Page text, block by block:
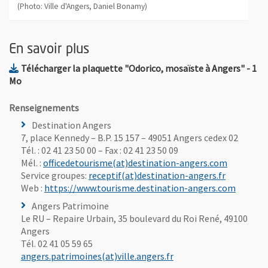
(Photo: Ville d'Angers, Daniel Bonamy)
En savoir plus
Télécharger la plaquette "Odorico, mosaïste à Angers",- 1
Mo, Ouvre une nouvelle fenêtre
Renseignements
Destination Angers
7, place Kennedy – B.P. 15 157 – 49051 Angers cedex 02
Tél. : 02 41 23 50 00 – Fax : 02 41 23 50 09
Mél. : officedetourisme(at)destination-angers.com
Service groupes: receptif(at)destination-angers.fr, Ouvre
Web : https://www.tourisme.destination-angers.com
Angers Patrimoine
Le RU – Repaire Urbain, 35 boulevard du Roi René, 49100
Angers
Tél. 02 41 05 59 65
angers.patrimoines(at)ville.angers.fr, Ouvre une nouvelle